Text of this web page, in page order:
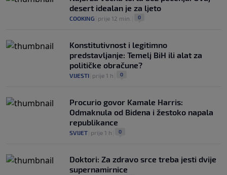
desert idealan je za ljeto
COOKING prije 12 min. 0
Konstitutivnost i legitimno
predstavljanje: Temelj BiH ili alat za
političke obračune?
VIJESTI prije 1 h 0
Procurio govor Kamale Harris:
Odmaknula od Bidena i žestoko napala
republikance
SVIJET prije 1 h 0
Doktori: Za zdravo srce treba jesti dvije
supernamirnice